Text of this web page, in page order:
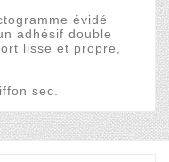
évidé
adhésif double
lisse et propre,
sec.